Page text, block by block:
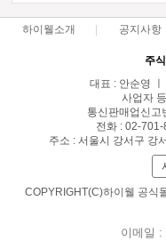
하이웰소개 공지사항
주
대표 : 안순영
사업자
통신판매업신고
전화 : 02-
주소 : 서울시 강서구 강
COPYRIGHT(C)하이웰 공식
이메일 :